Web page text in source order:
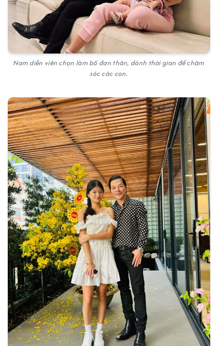
Nam diễn viên chọn làm bố đơn thân, dành thời gian để chăm
sóc các con.